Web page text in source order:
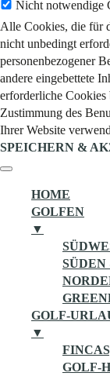
Nicht notwendige
Alle Cookies, die für
nicht unbedingt
personenbezogener
andere eingebettete
erforderliche
Zustimmung des
Ihrer Website
SPEICHERN &
HOME
GOLFEN
▼
SÜDEN
GOLF-
▼
GOLF-